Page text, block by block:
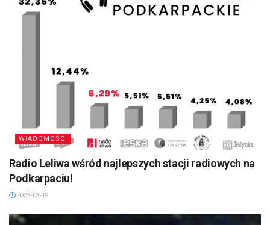
WIADOMOŚCI
Radio Leliwa wśród najlepszych stacji radiowych na
Podkarpaciu!
2025-03-19